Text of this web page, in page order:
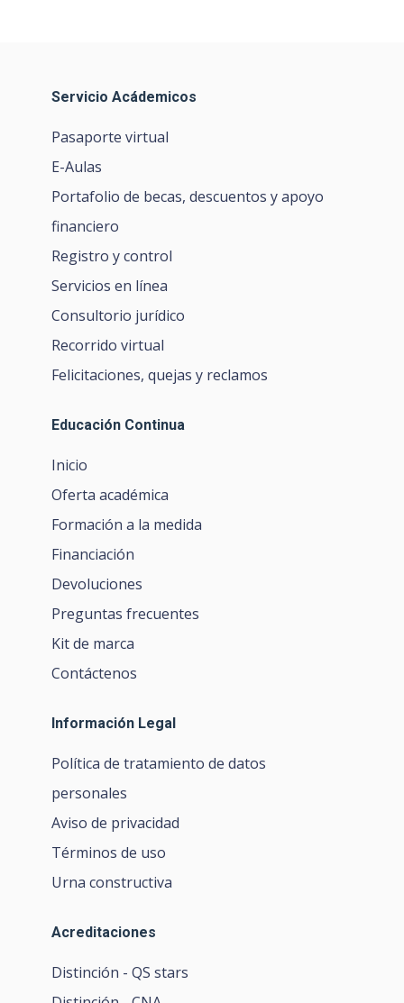
Servicio Acádemicos
Pasaporte virtual
E-Aulas
Portafolio de becas, descuentos y apoyo
financiero
Registro y control
Servicios en línea
Consultorio jurídico
Recorrido virtual
Felicitaciones, quejas y reclamos
Educación Continua
Inicio
Oferta académica
Formación a la medida
Financiación
Devoluciones
Preguntas frecuentes
Kit de marca
Contáctenos
Información Legal
Política de tratamiento de datos
personales
Aviso de privacidad
Términos de uso
Urna constructiva
Acreditaciones
Distinción - QS stars